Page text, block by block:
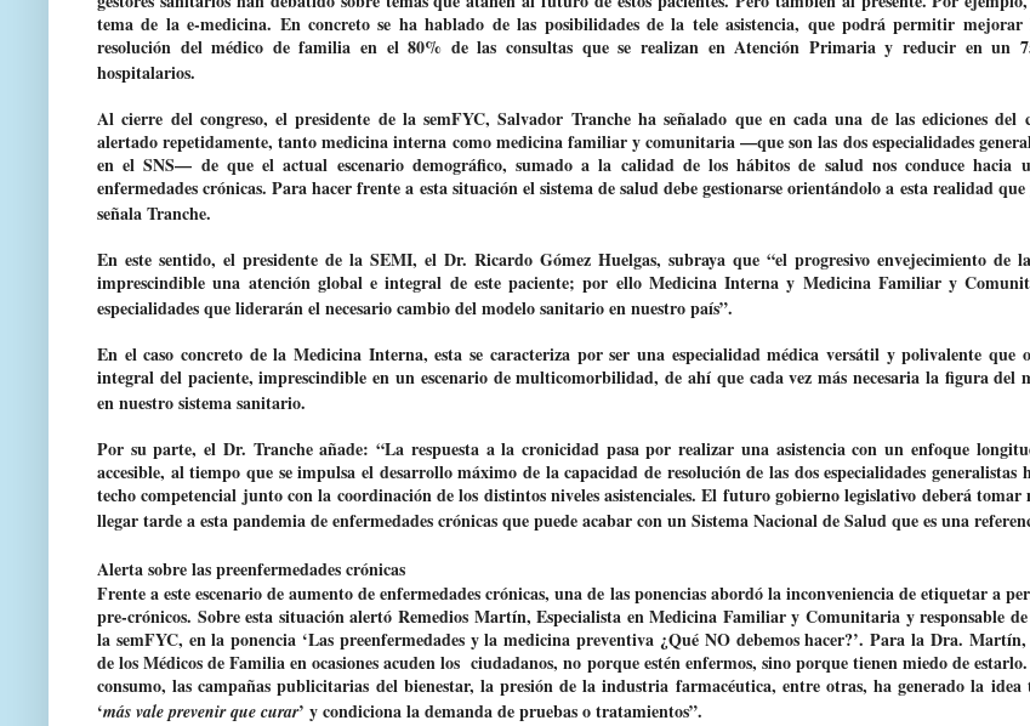
tema de la e-medicina. En concreto se ha hablado de las posibilidades de la tele asistencia, que podrá permitir mejorar
resolución del médico de familia en el 80% de las consultas que se realizan en Atención Primaria y reducir en un
hospitalarios.
Al cierre del congreso, el presidente de la semFYC, Salvador Tranche ha señalado que en cada una de las ediciones del
alertado repetidamente, tanto medicina interna como medicina familiar y comunitaria —que son las dos especialidades
en el SNS— de que el actual escenario demográfico, sumado a la calidad de los hábitos de salud nos conduce hacia
enfermedades crónicas. Para hacer frente a esta situación el sistema de salud debe gestionarse orientándolo a esta realidad que
señala Tranche.
En este sentido, el presidente de la SEMI, el Dr. Ricardo Gómez Huelgas, subraya que “el progresivo envejecimiento de
imprescindible una atención global e integral de este paciente; por ello Medicina Interna y Medicina Familiar y
especialidades que liderarán el necesario cambio del modelo sanitario en nuestro país”.
En el caso concreto de la Medicina Interna, esta se caracteriza por ser una especialidad médica versátil y polivalente que
integral del paciente, imprescindible en un escenario de multicomorbilidad, de ahí que cada vez más necesaria la figura del
en nuestro sistema sanitario.
Por su parte, el Dr. Tranche añade: “La respuesta a la cronicidad pasa por realizar una asistencia con un enfoque
accesible, al tiempo que se impulsa el desarrollo máximo de la capacidad de resolución de las dos especialidades generalistas
techo competencial junto con la coordinación de los distintos niveles asistenciales. El futuro gobierno legislativo deberá tomar
llegar tarde a esta pandemia de enfermedades crónicas que puede acabar con un Sistema Nacional de Salud que es una
Alerta sobre las preenfermedades crónicas
Frente a este escenariode aumento de enfermedades crónicas, una de las ponencias abordó la inconveniencia de etiquetar a
pre-crónicos. Sobre esta situación alertó Remedios Martín, Especialista en Medicina Familiar y Comunitaria y responsable
la semFYC, en la ponencia ‘Las preenfermedades y la medicina preventiva ¿Qué NO debemos hacer?’. Para la Dra.
de los Médicos de Familia en ocasiones acuden los ciudadanos, no porque estén enfermos, sino porque tienen miedo de
consumo, las campañas publicitarias del bienestar, la presión de la industria farmacéutica, entre otras, ha generado la idea
‘más vale prevenir que curar’ y condiciona la demanda de pruebas o tratamientos”.